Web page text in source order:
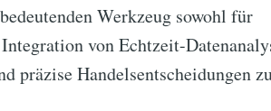
Werkzeug sowohl für
von Echtzeit-
präzise Handelsentscheidungen